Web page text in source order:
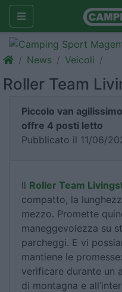
News Veicoli
Roller Team
Piccolo van
offre 4 posti letto
Pubblicato il 11/06/
Il Roller Team
compatto, la
mezzo. Promette
maneggevolezza su
parcheggi. E vi
mantiene le
verificare durante un
di montagna e